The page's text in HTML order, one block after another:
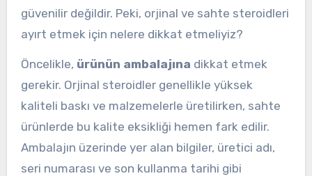
güvenilir değildir. Peki, orjinal ve sahte steroidleri
ayırt etmek için nelere dikkat etmeliyiz?
Öncelikle, ürünün ambalajına dikkat etmek
gerekir. Orjinal steroidler genellikle yüksek
kaliteli baskı ve malzemelerle üretilirken, sahte
ürünlerde bu kalite eksikliği hemen fark edilir.
Ambalajın üzerinde yer alan bilgiler, üretici adı,
seri numarası ve son kullanma tarihi gibi